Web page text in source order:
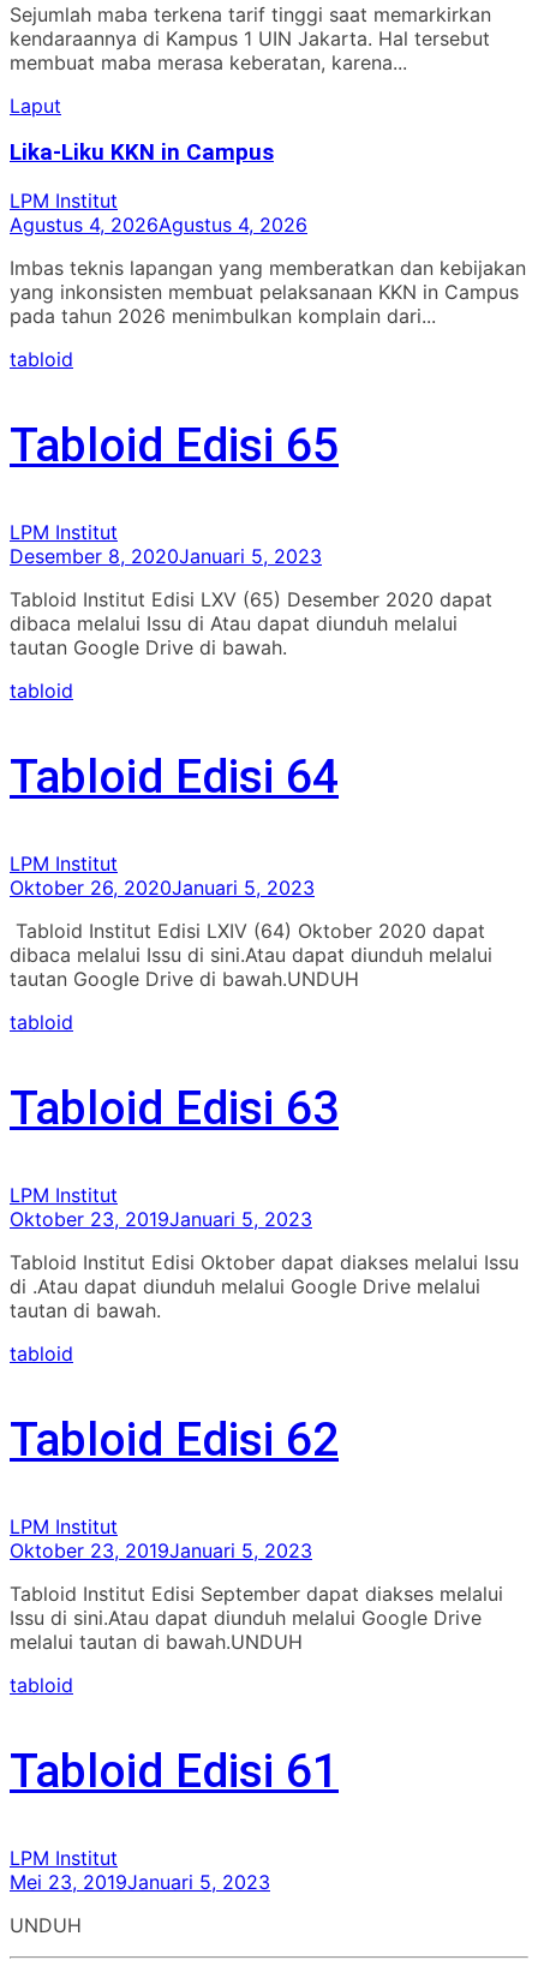
Sejumlah maba terkena tarif tinggi saat memarkirkan
kendaraannya di Kampus 1 UIN Jakarta. Hal tersebut
membuat maba merasa keberatan, karena...
Laput
Lika-Liku KKN in Campus
LPM Institut
Agustus 4, 2026Agustus 4, 2026
Imbas teknis lapangan yang memberatkan dan kebijakan
yang inkonsisten membuat pelaksanaan KKN in Campus
pada tahun 2026 menimbulkan komplain dari...
tabloid
Tabloid Edisi 65
LPM Institut
Desember 8, 2020Januari 5, 2023
Tabloid Institut Edisi LXV (65) Desember 2020 dapat
dibaca melalui Issu di Atau dapat diunduh melalui
tautan Google Drive di bawah.
tabloid
Tabloid Edisi 64
LPM Institut
Oktober 26, 2020Januari 5, 2023
Tabloid Institut Edisi LXIV (64) Oktober 2020 dapat
dibaca melalui Issu di sini.Atau dapat diunduh melalui
tautan Google Drive di bawah.UNDUH
tabloid
Tabloid Edisi 63
LPM Institut
Oktober 23, 2019Januari 5, 2023
Tabloid Institut Edisi Oktober dapat diakses melalui Issu
di .Atau dapat diunduh melalui Google Drive melalui
tautan di bawah.
tabloid
Tabloid Edisi 62
LPM Institut
Oktober 23, 2019Januari 5, 2023
Tabloid Institut Edisi September dapat diakses melalui
Issu di sini.Atau dapat diunduh melalui Google Drive
melalui tautan di bawah.UNDUH
tabloid
Tabloid Edisi 61
LPM Institut
Mei 23, 2019Januari 5, 2023
UNDUH